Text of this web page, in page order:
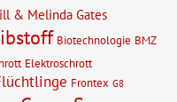
& Melinda Gates
Biotechnologie BMZ
Elektroschrott
Frontex G8